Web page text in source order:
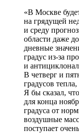
«В Москве
на грядущей
и среду
области даже
дневные
градус из-за
и
В четверг и
градусов
Я бы сказал,
для конца
градуса от
воздушные
поступает